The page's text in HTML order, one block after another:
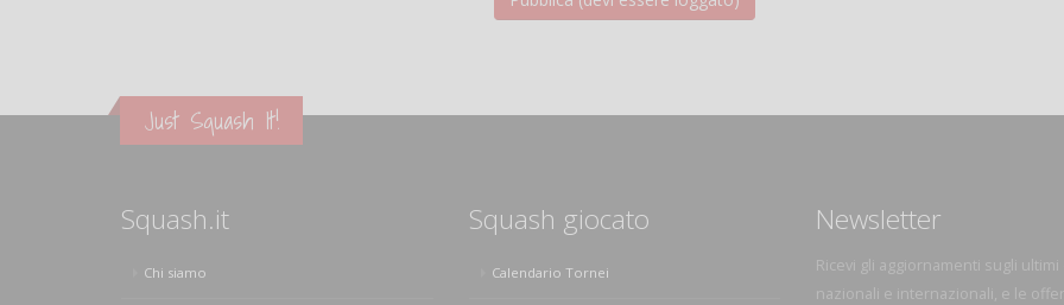
Just Squash It!
Squash.it
Chi siamo
Squash giocato
Calendario Tornei
Newsletter
Ricevi gli aggiornamenti sugli
nazionali e internazionali, e le